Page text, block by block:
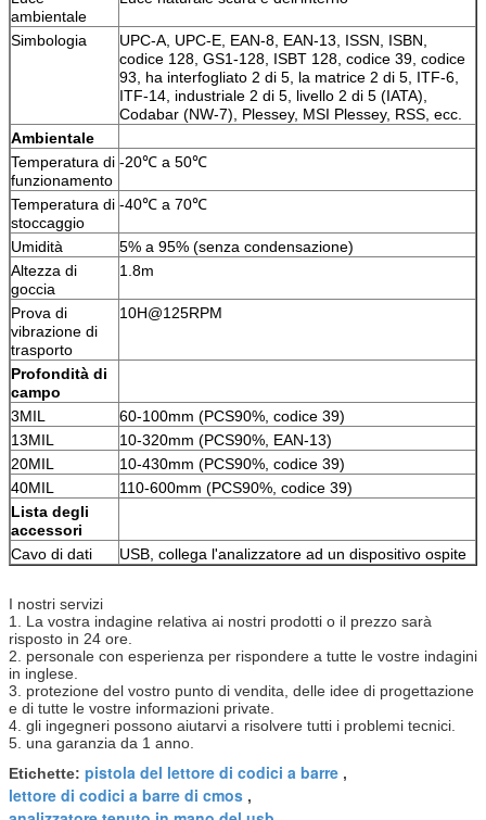
ambientale
Simbologia
UPC-A, UPC-E, EAN-8, EAN-13, ISSN, ISBN,
codice 128, GS1-128, ISBT 128, codice 39, codice
93, ha interfogliato 2 di 5, la matrice 2 di 5, ITF-6,
ITF-14, industriale 2 di 5, livello 2 di 5 (IATA),
Codabar (NW-7), Plessey, MSI Plessey, RSS, ecc.
Ambientale
Temperatura di
funzionamento
-20℃ a 50℃
Temperatura di
stoccaggio
-40℃ a 70℃
Umidità
5% a 95% (senza condensazione)
Altezza di
goccia
1.8m
Prova di
vibrazione di
trasporto
10H@125RPM
Profondità di
campo
3MIL
60-100mm (PCS90%, codice 39)
13MIL
10-320mm (PCS90%, EAN-13)
20MIL
10-430mm (PCS90%, codice 39)
40MIL
110-600mm (PCS90%, codice 39)
Lista degli
accessori
Cavo di dati
USB, collega l'analizzatore ad un dispositivo ospite
I nostri servizi
1. La vostra indagine relativa ai nostri prodotti o il prezzo sarà
risposto in 24 ore.
2. personale con esperienza per rispondere a tutte le vostre indagini
in inglese.
3. protezione del vostro punto di vendita, delle idee di progettazione
e di tutte le vostre informazioni private.
4. gli ingegneri possono aiutarvi a risolvere tutti i problemi tecnici.
5. una garanzia da 1 anno.
Etichette: pistola del lettore di codici a barre ,
lettore di codici a barre di cmos ,